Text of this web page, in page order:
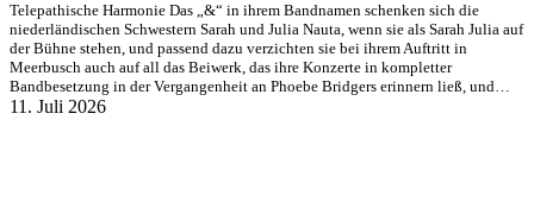
Telepathische Harmonie Das „&“ in ihrem Bandnamen schenken sich die
niederländischen Schwestern Sarah und Julia Nauta, wenn sie als Sarah Julia auf
der Bühne stehen, und passend dazu verzichten sie bei ihrem Auftritt in
Meerbusch auch auf all das Beiwerk, das ihre Konzerte in kompletter
Bandbesetzung in der Vergangenheit an Phoebe Bridgers erinnern ließ, und…
11. Juli 2026